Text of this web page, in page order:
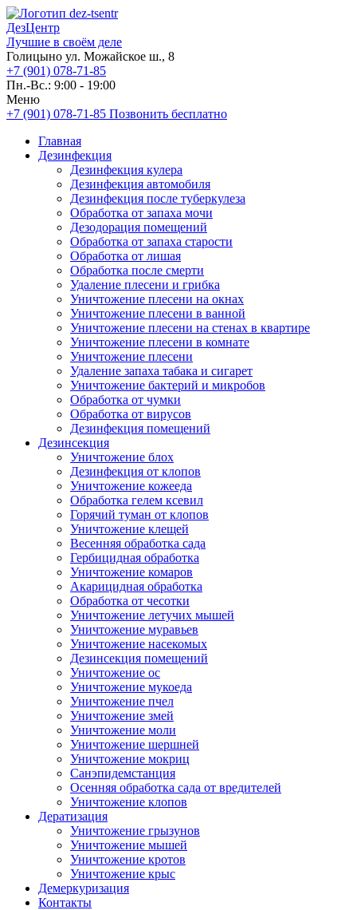
ДезЦентр
Лучшие в своём деле
Голицыно ул. Можайское ш., 8
+7 (901) 078-71-85
Пн.-Вс.: 9:00 - 19:00
Меню
+7 (901) 078-71-85 Позвонить бесплатно
Главная
Дезинфекция
Дезинфекция кулера
Дезинфекция автомобиля
Дезинфекция после туберкулеза
Обработка от запаха мочи
Дезодорация помещений
Обработка от запаха старости
Обработка от лишая
Обработка после смерти
Удаление плесени и грибка
Уничтожение плесени на окнах
Уничтожение плесени в ванной
Уничтожение плесени на стенах в квартире
Уничтожение плесени в комнате
Уничтожение плесени
Удаление запаха табака и сигарет
Уничтожение бактерий и микробов
Обработка от чумки
Обработка от вирусов
Дезинфекция помещений
Дезинсекция
Уничтожение блох
Дезинфекция от клопов
Уничтожение кожееда
Обработка гелем ксевил
Горячий туман от клопов
Уничтожение клещей
Весенняя обработка сада
Гербицидная обработка
Уничтожение комаров
Акарицидная обработка
Обработка от чесотки
Уничтожение летучих мышей
Уничтожение муравьев
Уничтожение насекомых
Дезинсекция помещений
Уничтожение ос
Уничтожение мукоеда
Уничтожение пчел
Уничтожение змей
Уничтожение моли
Уничтожение шершней
Уничтожение мокриц
Санэпидемстанция
Осенняя обработка сада от вредителей
Уничтожение клопов
Дератизация
Уничтожение грызунов
Уничтожение мышей
Уничтожение кротов
Уничтожение крыс
Демеркуризация
Контакты